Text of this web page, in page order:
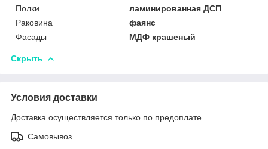
Полки
ламинированная ДСП
Раковина
фаянс
Фасады
МДФ крашеный
Скрыть
Условия доставки
Доставка осуществляется только по предоплате.
Самовывоз